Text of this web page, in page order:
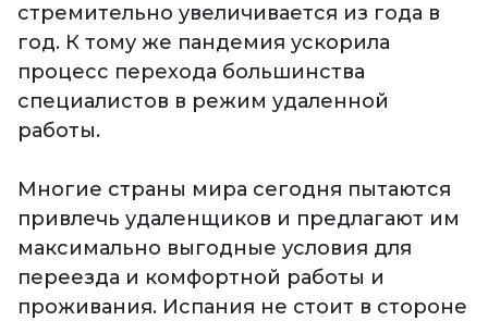
стремительно увеличивается из года в
год. К тому же пандемия ускорила
процесс перехода большинства
специалистов в режим удаленной
работы.
Многие страны мира сегодня пытаются
привлечь удаленщиков и предлагают им
максимально выгодные условия для
переезда и комфортной работы и
проживания. Испания не стоит в стороне